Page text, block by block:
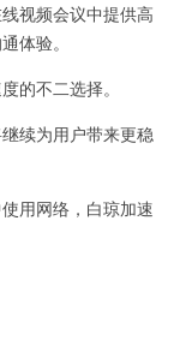
视频会议中提供高
体验。
不二选择。
续为用户带来更稳
用网络，白琼加速